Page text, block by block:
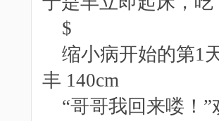
$
缩小病开始的第1
丰 140cm
“哥哥我回来喽！